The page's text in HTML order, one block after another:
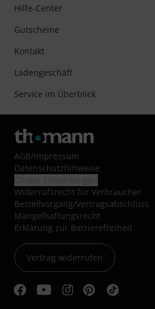
Hilfe-Center
Gutscheine
Kontakt
Ladengeschäft
Service im Überblick
AGB/Impressum
Datenschutzhinweise
Widerrufsrecht für Verbraucher
Bestellvorgang/Vertragsabschluss
Mängelhaftungsrecht
Erklärung zur Barrierefreiheit
Vertrag widerrufen